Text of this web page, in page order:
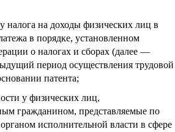
на доходы физических лиц в
в порядке, установленном
о налогах и сборах (далее —
период осуществления трудовой
патента;
у физических лиц,
гражданином, представляемые по
исполнительной власти в сфере